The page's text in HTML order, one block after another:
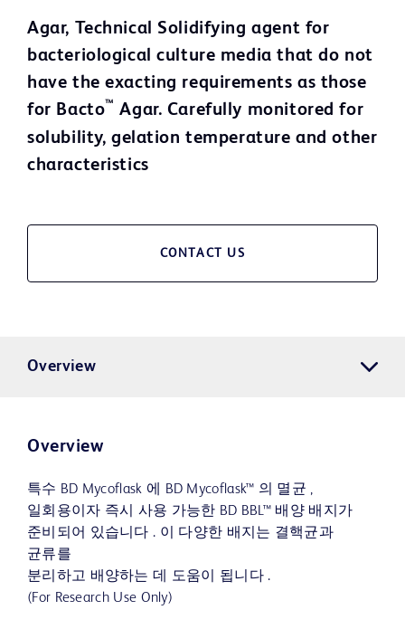
Agar, Technical Solidifying agent for
bacteriological culture media that do not
have the exacting requirements as those
for Bacto™ Agar. Carefully monitored for
solubility, gelation temperature and other
characteristics
CONTACT US
Overview
Overview
특수 BD Mycoflask 에 BD Mycoflask™ 의 멸균 ,
일회용이자 즉시 사용 가능한 BD BBL™ 배양 배지가
준비되어 있습니다 . 이 다양한 배지는 결핵균과
균류를
분리하고 배양하는 데 도움이 됩니다 .
(For Research Use Only)